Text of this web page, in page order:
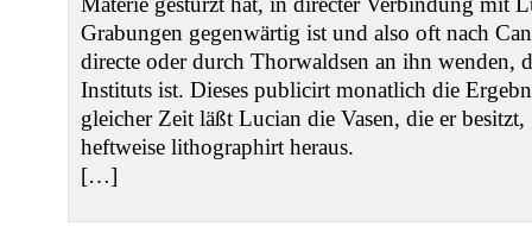
Grabungen gegenwärtig ist und also oft nach
directe oder durch Thorwaldsen an ihn wenden,
Instituts ist. Dieses publicirt monatlich die
gleicher Zeit läßt Lucian die Vasen, die er
heftweise lithographirt heraus.
[…]